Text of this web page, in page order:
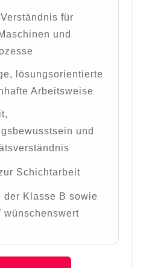
für
und
lösungsorientierte
Arbeitsweise
und
Schichtarbeit
der Klasse B sowie
wünschenswert